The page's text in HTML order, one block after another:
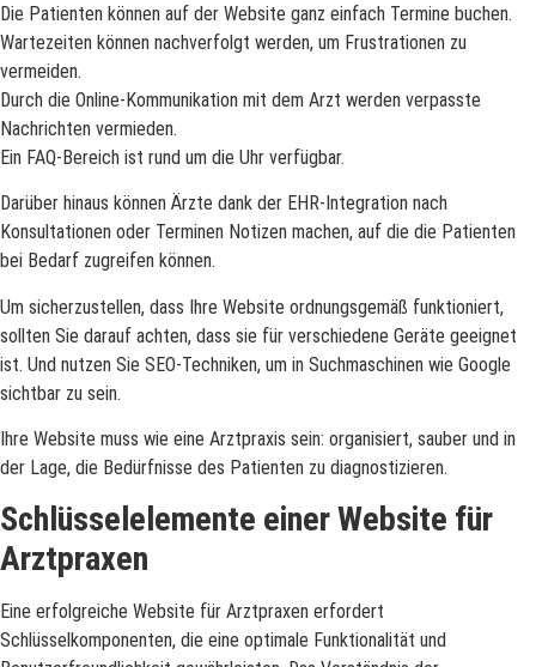
Die Patienten können auf der Website ganz einfach Termine buchen.
Wartezeiten können nachverfolgt werden, um Frustrationen zu
vermeiden.
Durch die Online-Kommunikation mit dem Arzt werden verpasste
Nachrichten vermieden.
Ein FAQ-Bereich ist rund um die Uhr verfügbar.
Darüber hinaus können Ärzte dank der EHR-Integration nach
Konsultationen oder Terminen Notizen machen, auf die die Patienten
bei Bedarf zugreifen können.
Um sicherzustellen, dass Ihre Website ordnungsgemäß funktioniert,
sollten Sie darauf achten, dass sie für verschiedene Geräte geeignet
ist. Und nutzen Sie SEO-Techniken, um in Suchmaschinen wie Google
sichtbar zu sein.
Ihre Website muss wie eine Arztpraxis sein: organisiert, sauber und in
der Lage, die Bedürfnisse des Patienten zu diagnostizieren.
Schlüsselelemente einer Website für
Arztpraxen
Eine erfolgreiche Website für Arztpraxen erfordert
Schlüsselkomponenten, die eine optimale Funktionalität und